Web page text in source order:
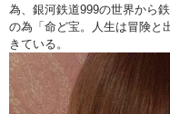
為、銀河鉄道999の世界から
の為「命ど宝。人生は冒険と
きている。